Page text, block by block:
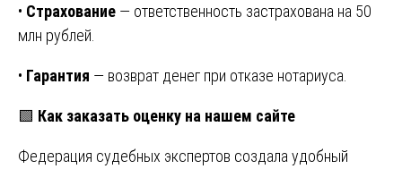
• Страхование — ответственность застрахована на 50
млн рублей.
• Гарантия — возврат денег при отказе нотариуса.
🟩 Как заказать оценку на нашем сайте
Федерация судебных экспертов создала удобный